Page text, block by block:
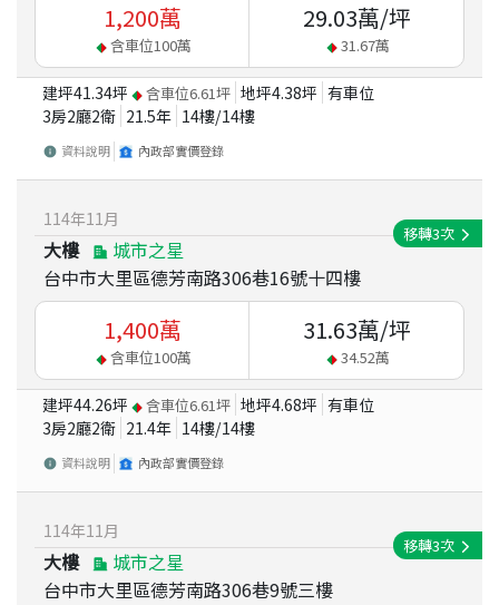
1,200萬
含車位100萬
29.03萬/坪
31.67萬
建坪41.34坪 含車位6.61坪 地坪4.38坪 有車位
3房2廳2衛 21.5年 14樓/14樓
資料說明 內政部實價登錄
114年11月
大樓
城市之星
台中市大里區德芳南路306巷16號十四樓
移轉3次
1,400萬
含車位100萬
31.63萬/坪
34.52萬
建坪44.26坪 含車位6.61坪 地坪4.68坪 有車位
3房2廳2衛 21.4年 14樓/14樓
資料說明 內政部實價登錄
114年11月
大樓
城市之星
台中市大里區德芳南路306巷9號三樓
移轉3次